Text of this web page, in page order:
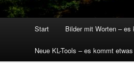
Start Bilder mit Worten –
Neue KL-Tools – es kommt